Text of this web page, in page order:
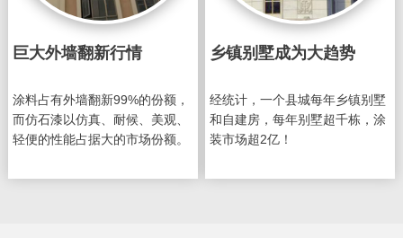
巨大外墙翻新行情
涂料占有外墙翻新99%的份额，
而仿石漆以仿真、耐候、美观、
轻便的性能占据大的市场份额。
乡镇别墅成为大趋势
经统计，一个县城每年乡镇别墅
和自建房，每年别墅超千栋，涂
装市场超2亿！